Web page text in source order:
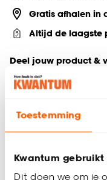
Toestemming
Kwantum gebruikt
Dit doen we om je
Gratis afhalen in
Altijd de laagste
Deel jouw product &
160x230 cm